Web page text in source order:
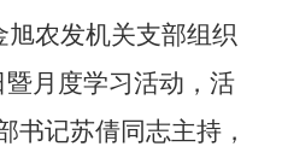
旭农发机关支部组织
月度学习活动，活
书记苏倩同志主持，